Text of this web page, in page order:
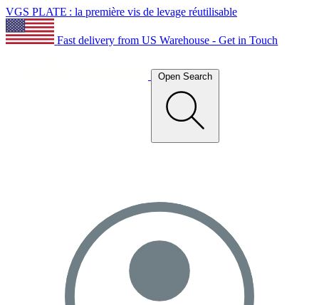
VGS PLATE : la première vis de levage réutilisable
Fast delivery from US Warehouse - Get in Touch
Open Search